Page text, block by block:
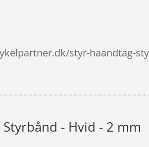
styr-haandtag-
- Hvid - 2 mm